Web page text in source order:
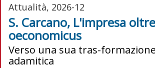
Attualità, 2026-12
S. Carcano, L'impresa
oeconomicus
Verso una sua tras-
adamitica